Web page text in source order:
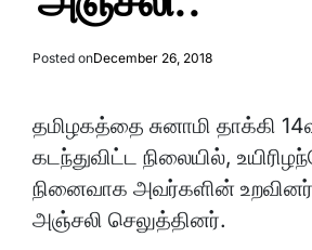
Posted onDecember 26, 2018
தமிழகத்தை சுனாமி தாக்கி
கடந்துவிட்ட நிலையில்,
நினைவாக அவர்களின்
அஞ்சலி செலுத்தினர்.